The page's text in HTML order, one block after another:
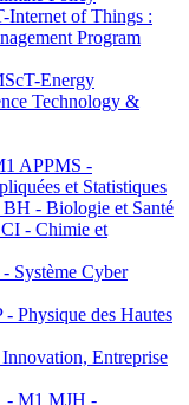
of Things :
Program
Energy
Technology &
APPMS -
et Statistiques
- Biologie et Santé
- Chimie et
Système Cyber
Physique des Hautes
Entreprise
M1 MJH -